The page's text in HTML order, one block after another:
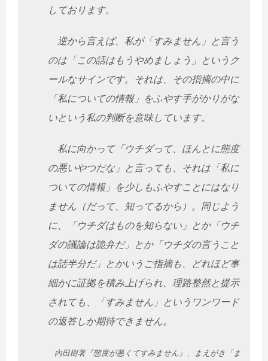
しております。
逆から言えば、私が「すみません」と言う
のは「この話はもうやめましょう」というク
ールなサインです。それは、その指摘の中に
「私についての情報」をふやす手がかりがな
いという私の判断を意味しています。
私に向かって「ウチダって、ほんとに態度
の悪いやつだな」と言っても、それは「私に
ついての情報」を少しもふやすことにはなり
ません（だって、知ってるから）。同じよう
に、「ウチダはものを知らない」とか「ウチ
ダの議論は詭弁だ」とか「ウチダの言うこと
は話半分だ」とかいうご指摘も、どれほど事
細かに証拠を積み上げられ、理路整然と提示
されても、「すみません」というワンワード
の返答しか期待できません。
内田樹著『態度が悪くてすみません』、まえがき「ま